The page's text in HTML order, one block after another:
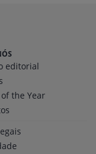
editorial
the Year